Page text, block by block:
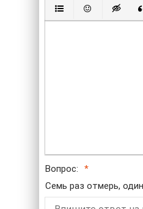
Маркированный
Вставить
Вопрос:
Семь раз отмерь, один